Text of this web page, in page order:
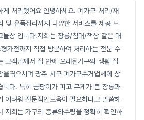
게 처리됐어요 안녕하세요. 폐가구 처리/재
및 유품정리까지 다양한 서비스를 제공 드
물상 입니다.저희는 장롱/침대/책상 같은 대
가전까지 직접 방문하여 처리하는 전문 수
고객님께서 집 안에 오래된가구와 생활 집
을겪으시며 광주 서구 폐가구수거업체에 상
니다. 특히 곰팡이가 피고 무게가 큰 장롱과
어려워 전문적인도움이 필요하다고 말씀하
저희는 가구의 종류와수량을 정확히 확인하